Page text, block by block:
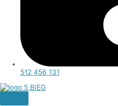
512 456 131